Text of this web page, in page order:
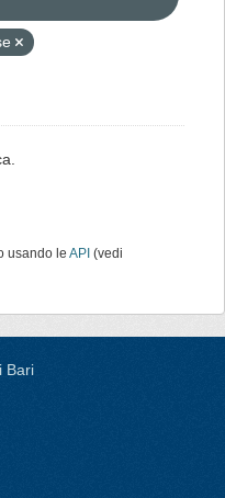
usando le API (vedi
Bari